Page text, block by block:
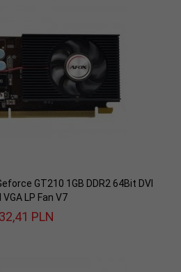
GT210 1GB DDR2 64Bit DVI
VGA LP Fan V7
41 PLN